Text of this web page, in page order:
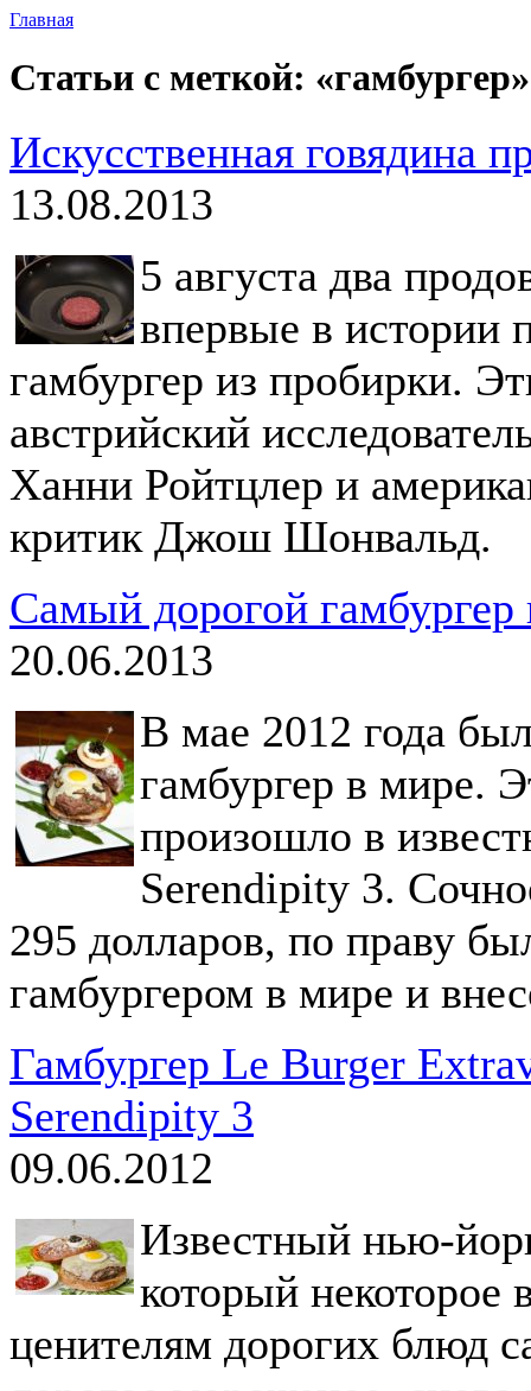
Главная
Статьи с меткой: «гамбургер»
Искусственная говядина
13.08.2013
5 августа два
впервые в истории
гамбургер из пробирки.
австрийский
Ханни Ройтцлер и
критик Джош Шонвальд.
Самый дорогой гамбургер
20.06.2013
В мае 2012 года
гамбургер в мире.
произошло в
Serendipity 3.
295 долларов, по праву
гамбургером в мире и
Гамбургер Le Burger
Serendipity 3
09.06.2012
Известный нью-
который некоторое
ценителям дорогих блюд